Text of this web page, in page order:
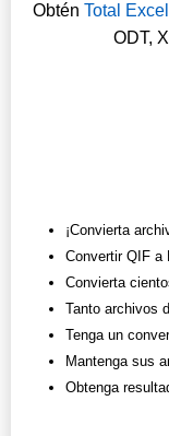
Obtén Total
ODT,
¡Convierta
Convertir QIF a
Convierta
Tanto archivos
Tenga un
Mantenga sus
Obtenga